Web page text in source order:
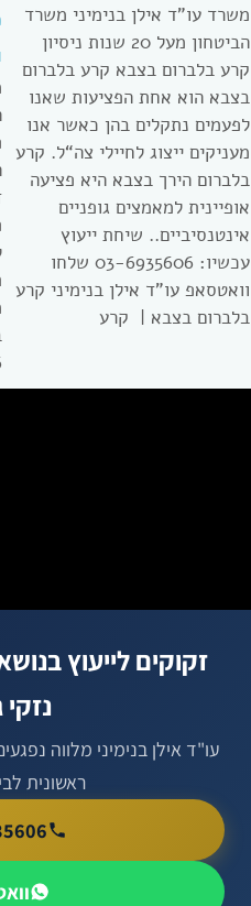
משרד עו”ד אילן בנימיני משרד
הביטחון מעל 20 שנות ניסיון
קרע בלברום בצבא קרע בלברום
בצבא הוא אחת הפציעות שאנו
לפעמים נתקלים בהן כאשר אנו
מעניקים ייצוג לחיילי צה“ל. קרע
בלברום הירך בצבא היא פציעה
אופיינית למאמצים גופניים
אינטנסיביים.. שיחת ייעוץ
עכשיו: 03-6935606 שלחו
וואטסאפ עו”ד אילן בנימיני קרע
בלברום בצבא | קרע
זקוקים לייעוץ
נזקי
עו"ד אילן בנימיני מלווה
ראשונית